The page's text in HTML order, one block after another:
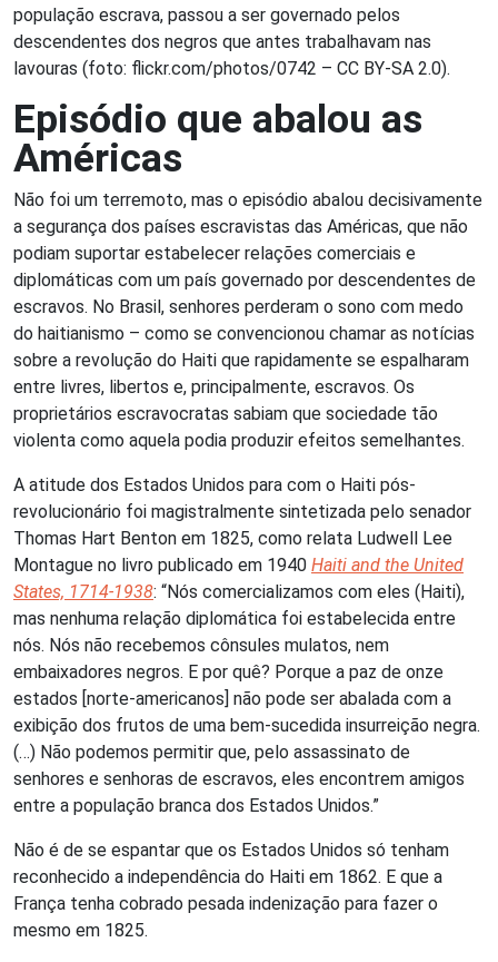
população escrava, passou a ser governado pelos
descendentes dos negros que antes trabalhavam nas
lavouras (foto: flickr.com/photos/0742 – CC BY-SA 2.0).
Episódio que abalou as
Américas
Não foi um terremoto, mas o episódio abalou decisivamente
a segurança dos países escravistas das Américas, que não
podiam suportar estabelecer relações comerciais e
diplomáticas com um país governado por descendentes de
escravos. No Brasil, senhores perderam o sono com medo
do haitianismo – como se convencionou chamar as notícias
sobre a revolução do Haiti que rapidamente se espalharam
entre livres, libertos e, principalmente, escravos. Os
proprietários escravocratas sabiam que sociedade tão
violenta como aquela podia produzir efeitos semelhantes.
A atitude dos Estados Unidos para com o Haiti pós-
revolucionário foi magistralmente sintetizada pelo senador
Thomas Hart Benton em 1825, como relata Ludwell Lee
Montague no livro publicado em 1940 Haiti and the United
States, 1714-1938: “Nós comercializamos com eles (Haiti),
mas nenhuma relação diplomática foi estabelecida entre
nós. Nós não recebemos cônsules mulatos, nem
embaixadores negros. E por quê? Porque a paz de onze
estados [norte-americanos] não pode ser abalada com a
exibição dos frutos de uma bem-sucedida insurreição negra.
(…) Não podemos permitir que, pelo assassinato de
senhores e senhoras de escravos, eles encontrem amigos
entre a população branca dos Estados Unidos.”
Não é de se espantar que os Estados Unidos só tenham
reconhecido a independência do Haiti em 1862. E que a
França tenha cobrado pesada indenização para fazer o
mesmo em 1825.